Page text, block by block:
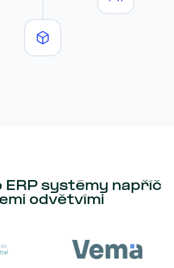
ERP systémy napříč
odvětvími